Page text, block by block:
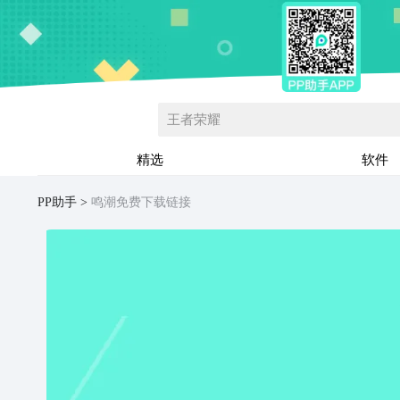
王者荣耀
精选 软件
PP助手 鸣潮免费下载链接